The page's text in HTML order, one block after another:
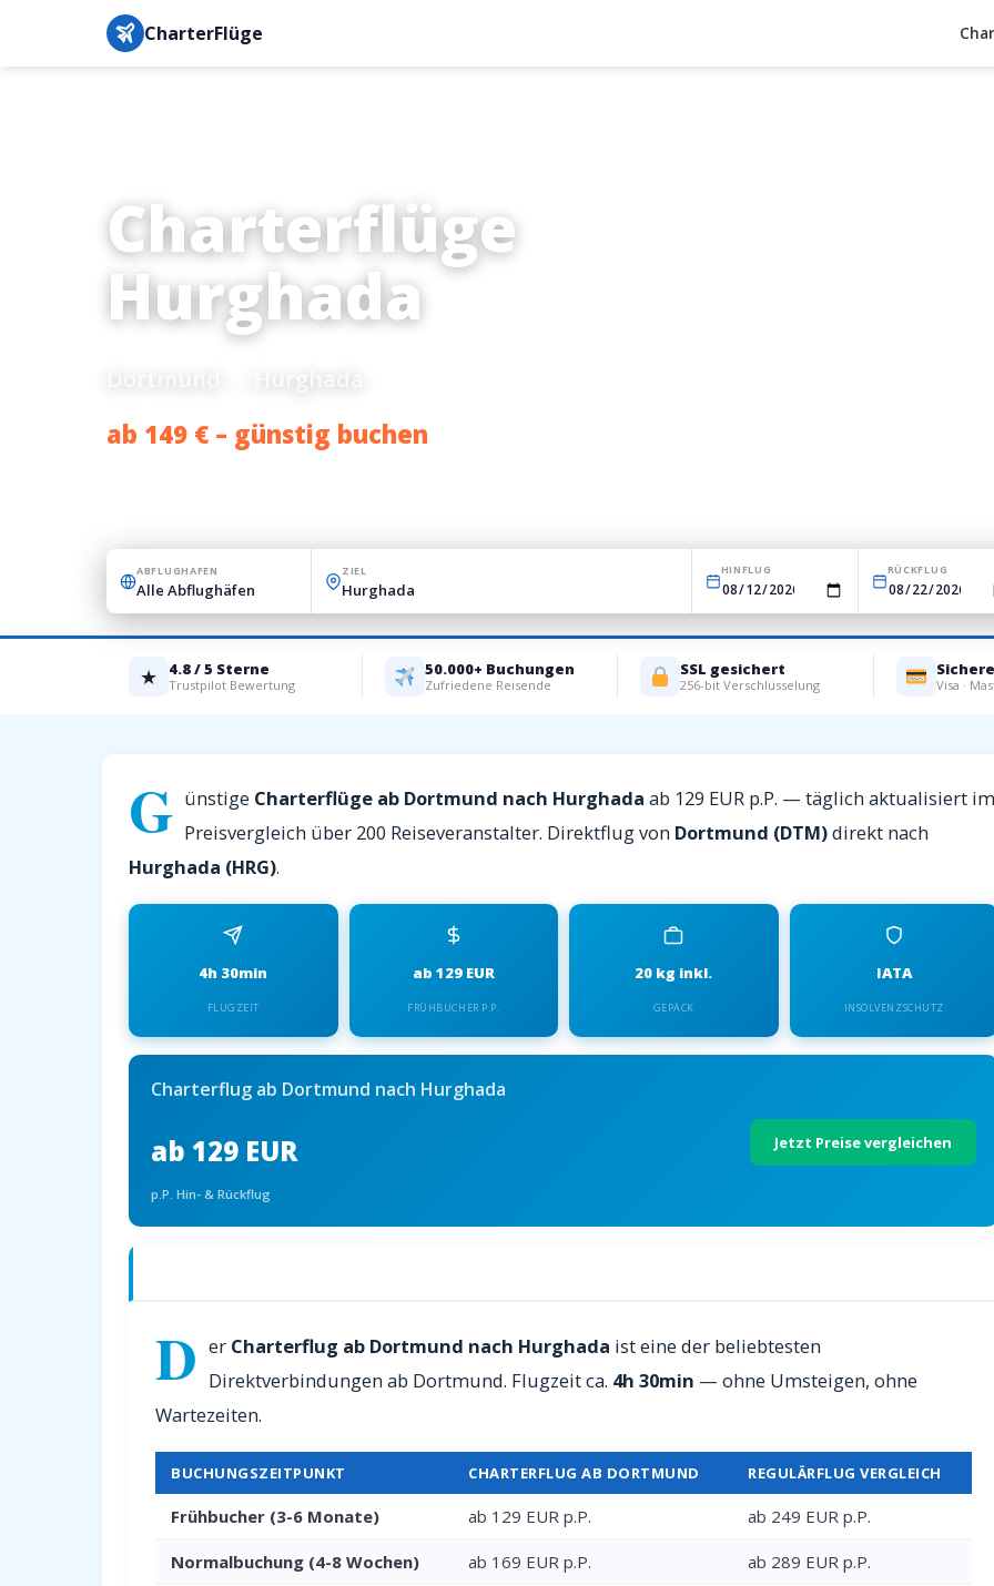
CharterFlüge
Charterflüge
Hurghada
ab 149 € – günstig buchen
ABFLUGHAFEN ZIEL HINFLUG RÜCKFLUG
★ 4.8 / 5 Sterne
Trustpilot Bewertung
50.000+ Buchungen
Zufriedene Reisende
SSL gesichert
256-bit Verschlüsselung Visa ·
G ünstige Charterflüge ab Dortmund nach Hurghada ab 129 EUR p.P. — täglich aktualisiert im
Preisvergleich über 200 Reiseveranstalter. Direktflug von Dortmund (DTM)direkt nach
Hurghada (HRG).
4h 30min
FLUGZEIT
ab 129 EUR
FRÜHBUCHER P.P.
20 kg inkl.
GEPÄCK
IATA
INSOLVENZSCHUTZ
Charterflug ab Dortmund nach Hurghada
ab 129 EUR
p.P. Hin- & Rückflug
Jetzt Preise vergleichen
D er Charterflug ab Dortmund nach Hurghada ist eine der beliebtesten
Direktverbindungen ab Dortmund. Flugzeit ca. 4h 30min — ohne Umsteigen, ohne
Wartezeiten.
BUCHUNGSZEITPUNKT CHARTERFLUG AB DORTMUND REGULÄRFLUG VERGLEICH
Frühbucher (3-6 Monate) ab 129 EUR p.P. ab 249 EUR p.P.
Normalbuchung (4-8 Wochen) ab 169 EUR p.P. ab 289 EUR p.P.